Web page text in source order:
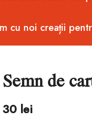
cu noi creații
Semn de
30 lei